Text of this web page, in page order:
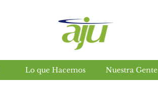
Lo que Hacemos Nuestra Gente